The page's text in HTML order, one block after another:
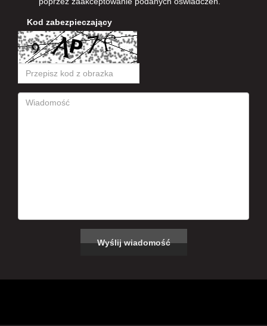
Kod zabezpieczający